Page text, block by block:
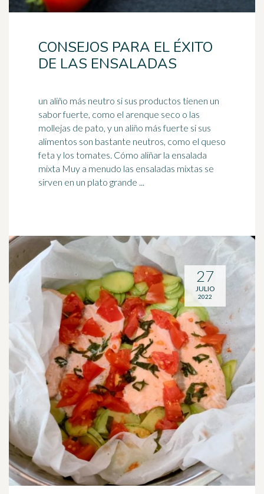
CONSEJOS PARA EL ÉXITO
DE LAS ENSALADAS
un aliño más neutro si sus productos tienen un
sabor fuerte, como el arenque seco o las
mollejas de pato, y un aliño más fuerte si sus
alimentos son bastante neutros, como el queso
feta y los tomates. Cómo aliñar la ensalada
mixta Muy a menudo las ensaladas mixtas se
sirven en un plato grande ...
27
JULIO
2022